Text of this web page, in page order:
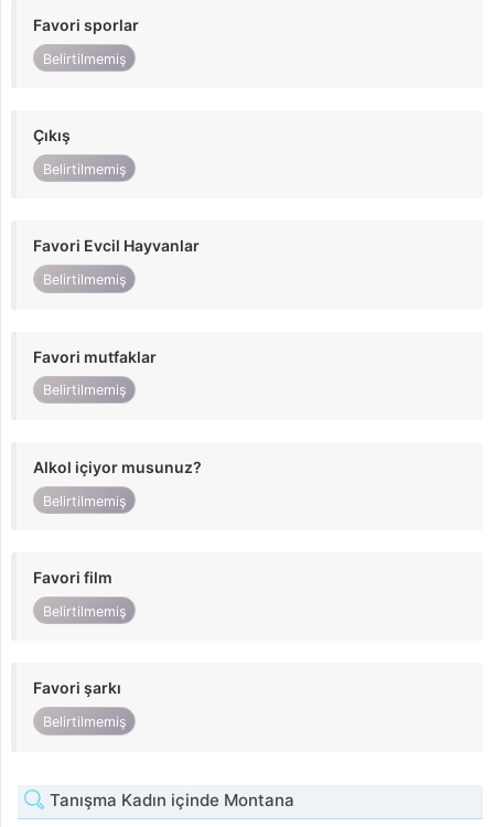
Favori sporlar
Belirtilmemiş
Çıkış
Belirtilmemiş
Favori Evcil Hayvanlar
Belirtilmemiş
Favori mutfaklar
Belirtilmemiş
Alkol içiyor musunuz?
Belirtilmemiş
Favori film
Belirtilmemiş
Favori şarkı
Belirtilmemiş
Tanışma Kadın içinde Montana